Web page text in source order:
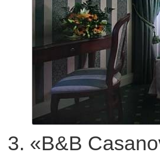
3. «B&B